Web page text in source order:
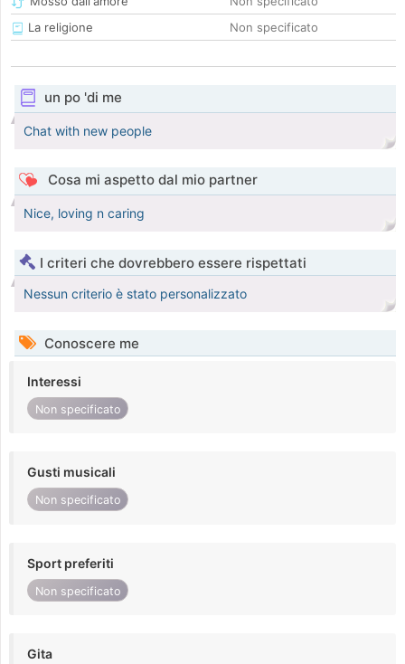
La religione
Non specificato
un po 'di me
Chat with new people
Cosa mi aspetto dal mio partner
Nice, loving n caring
I criteri che dovrebbero essere rispettati
Nessun criterio è stato personalizzato
Conoscere me
Interessi
Non specificato
Gusti musicali
Non specificato
Sport preferiti
Non specificato
Gita